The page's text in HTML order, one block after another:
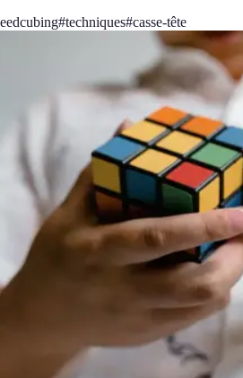
#techniques#casse-tête